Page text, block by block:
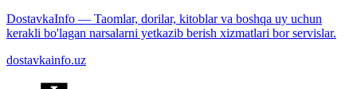
DostavkaInfo — Taomlar, dorilar, kitoblar va boshqa uy uchun
kerakli bo'lagan narsalarni yetkazib berish xizmatlari bor servislar.
dostavkainfo.uz